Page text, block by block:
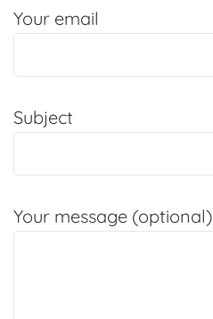
Your email
Subject
Your message (optional)